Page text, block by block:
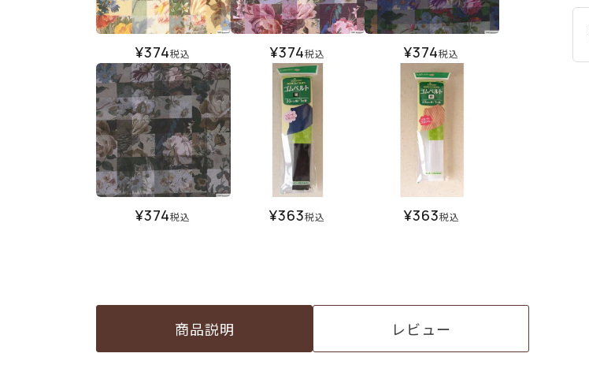
¥374税込 ¥374税込 ¥374税込
¥374税込 ¥363税込 ¥363税込
商品説明 レビュー